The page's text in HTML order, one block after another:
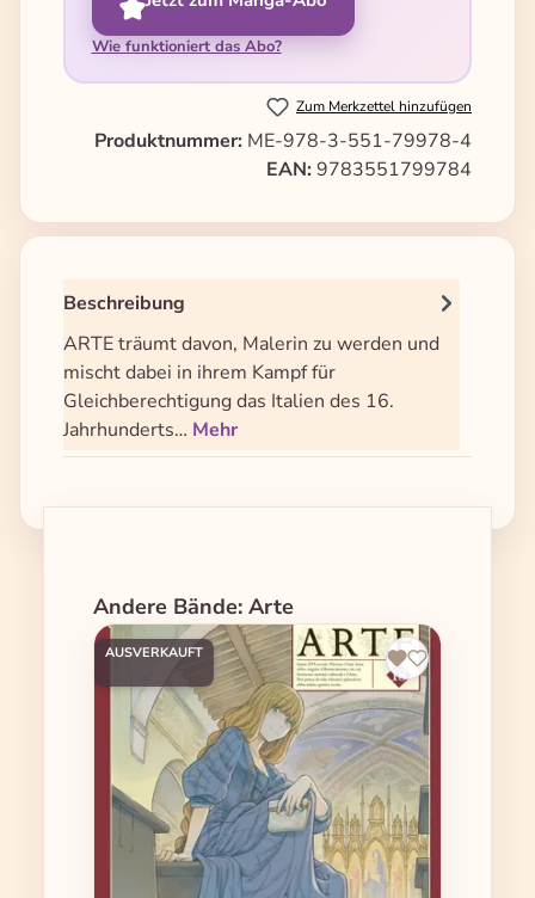
Wie funktioniert das Abo?
Zum Merkzettel hinzufügen
Produktnummer: ME-978-3-551-79978-4
EAN: 9783551799784
Beschreibung
ARTE träumt davon, Malerin zu werden und
mischt dabei in ihrem Kampf für
Gleichberechtigung das Italien des 16.
Jahrhunderts… Mehr
Produktgalerie überspringen
Andere Bände: Arte
AUSVERKAUFT